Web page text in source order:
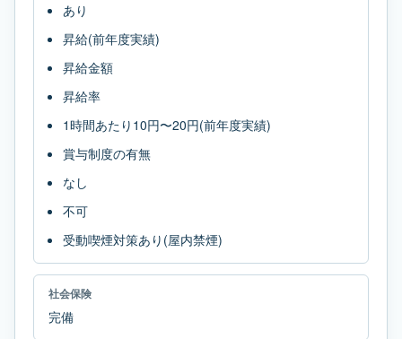
あり
昇給(前年度実績)
昇給金額
昇給率
1時間あたり10円〜20円(前年度実績)
賞与制度の有無
なし
不可
受動喫煙対策あり(屋内禁煙)
社会保険
完備